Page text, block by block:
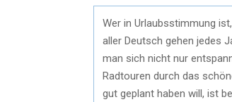
Wer in Urlaubsstimmung
aller Deutsch gehen jedes
man sich nicht nur
Radtouren durch das
gut geplant haben will, ist